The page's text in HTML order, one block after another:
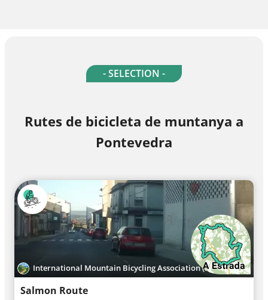
- SELECTION -
Rutes de bicicleta de muntanya a
Pontevedra
International Mountain Bicycling Association (Spain)
Salmon Route